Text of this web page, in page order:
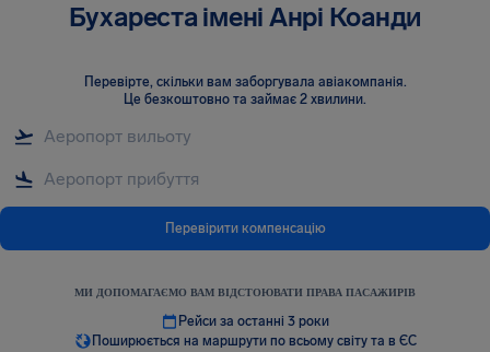
Бухареста імені Анрі Коанди
Перевірте, скільки вам заборгувала авіакомпанія.
Це безкоштовно та займає 2 хвилини.
Перевірити компенсацію
МИ ДОПОМАГАЄМО ВАМ ВІДСТОЮВАТИ ПРАВА ПАСАЖИРІВ
Рейси за останні 3 роки
Поширюється на маршрути по всьому світу та в ЄС